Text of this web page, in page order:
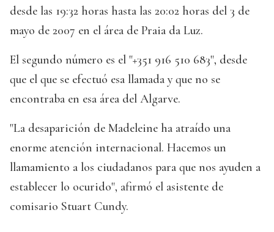
desde las 19:32 horas hasta las 20:02 horas del 3 de
mayo de 2007 en el área de Praia da Luz.
El segundo número es el "+351 916 510 683", desde
que el que se efectuó esa llamada y que no se
encontraba en esa área del Algarve.
"La desaparición de Madeleine ha atraído una
enorme atención internacional. Hacemos un
llamamiento a los ciudadanos para que nos ayuden a
establecer lo ocurido", afirmó el asistente de
comisario Stuart Cundy.